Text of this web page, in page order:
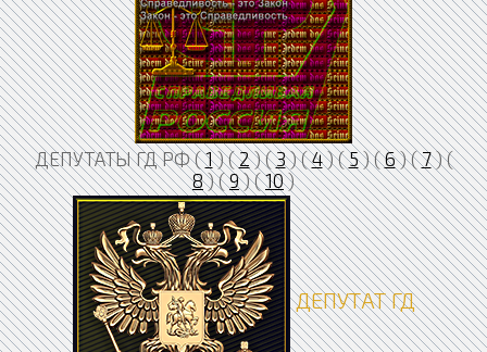
ДЕПУТАТЫ ГД РФ (1) (2) (3) (4) (5) (6) (7) (
8) (9) (10)
ДЕПУТАТ ГД